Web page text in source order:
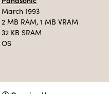
March 1993
2 MB RAM, 1 MB VRAM
32 KB SRAM
OS